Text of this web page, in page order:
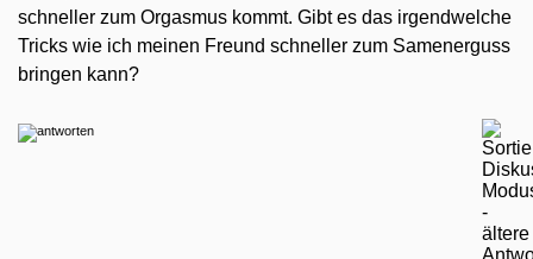
schneller zum Orgasmus kommt. Gibt es das irgendwelche
Tricks wie ich meinen Freund schneller zum Samenerguss
bringen kann?